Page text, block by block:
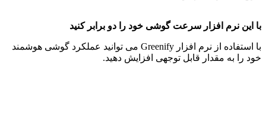
با این نرم افزار سرعت گوشی خود را دو برابر کنید
با استفاده از نرم افزار Greenify می توانید عملکرد گوشی هوشمند
خود را به مقدار قابل توجهی افزایش دهید.